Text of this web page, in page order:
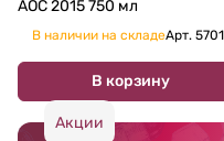
AOC 2015 750 мл
В наличии на складеАрт.
В корзину
Акции